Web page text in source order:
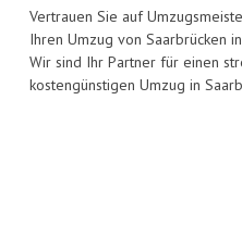
Vertrauen Sie auf
Ihren Umzug von Saarbrücken in
Wir sind Ihr Partner für einen
kostengünstigen Umzug in